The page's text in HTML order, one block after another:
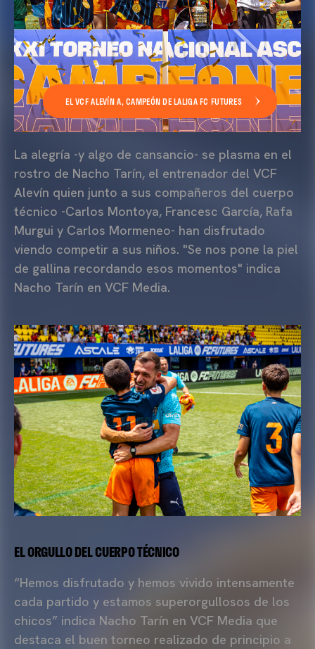
EL VCF ALEVÍN A, CAMPEÓN DE LALIGA FC FUTURES
La alegría -y algo de cansancio- se plasma en el
rostro de Nacho Tarín, el entrenador del VCF
Alevín quien junto a sus compañeros del cuerpo
técnico -Carlos Montoya, Francesc García, Rafa
Murgui y Carlos Mormeneo- han disfrutado
viendo competir a sus niños. "Se nos pone la piel
de gallina recordando esos momentos" indica
Nacho Tarín en VCF Media.
EL ORGULLO DEL CUERPO TÉCNICO
“Hemos disfrutado y hemos vivido intensamente
cada partido y estamos superorgullosos de los
chicos” indica Nacho Tarín en VCF Media que
destaca el buen torneo realizado de principio a